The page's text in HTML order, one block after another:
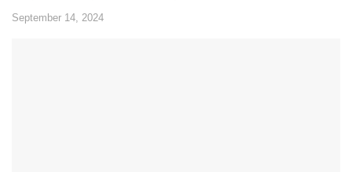
September 14, 2024